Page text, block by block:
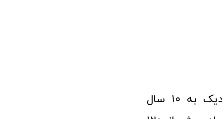
فروشگاه آنلاین ابزار و تجهیزات صنعتی کولیس با افتخار نزدیک به ۱۰ سال